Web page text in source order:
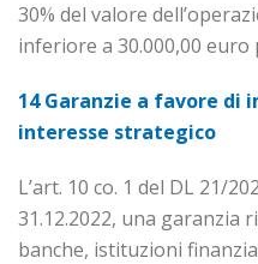
30% del valore
inferiore a 30.000,00
14 Garanzie a favore di
interesse strategico
L’art. 10 co. 1 del DL 21/
31.12.2022, una garanzia
banche, istituzioni